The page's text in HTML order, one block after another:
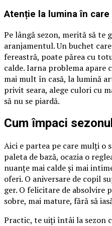
Atenție la lumina în care
Pe lângă sezon, merită să te
aranjamentul. Un buchet
fereastră, poate părea cu
calde. Iarna problema apare
mai mult în casă, la lumină
privit seara, alege culori cu
să nu se piardă.
Cum împaci
Aici e partea pe care mulți o
paleta de bază, ocazia o
nuanțe mai calde și mai
oferi. O aniversare de copil
ger. O felicitare de absolvire
sobre, mai mature, fără să
Practic, te uiți întâi la sezon